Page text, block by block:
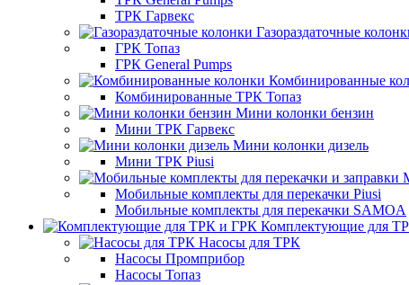
ТРК Гарвекс
Газораздаточные
ГРК Топаз
ГРК General Pumps
Комбинированные
Комбинированные ТРК Топаз
Мини колонки бензин
Мини ТРК Гарвекс
Мини колонки дизель
Мини ТРК Piusi
Мобильные комплекты для перекачки Piusi
Мобильные комплекты для перекачки SAMOA
Комплектующие для
Насосы для ТРК
Насосы Промприбор
Насосы Топаз